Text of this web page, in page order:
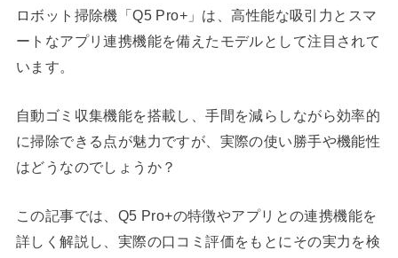
ロボット掃除機「Q5 Pro+」は、高性能な吸引力とスマ
ートなアプリ連携機能を備えたモデルとして注目されて
います。
自動ゴミ収集機能を搭載し、手間を減らしながら効率的
に掃除できる点が魅力ですが、実際の使い勝手や機能性
はどうなのでしょうか？
この記事では、Q5 Pro+の特徴やアプリとの連携機能を
詳しく解説し、実際の口コミ評価をもとにその実力を検